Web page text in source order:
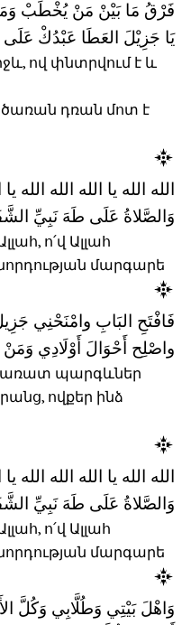
فَرْقُ مَا بَيْنْ مَنْ يُخْطَبْ
يَا جَزِيْلَ العَطَا عَبْدُكْ
ով փնտրվում է և
ծառան դռան մոտ է
الله الله يا الله الله الله يا
وَالصَّلاةُ عَلَى طَهَ نَبِيِّ
ո՛վ Ալլահ
մարգարե
فَافْتَحِ البَابِ وامْنَحْنِي
واصْلِح أَحْوَالَ أَوْلَادِي
առատ պարգևներ
ովքեր ինձ
الله الله يا الله الله الله يا
وَالصَّلاةُ عَلَى طَهَ نَبِيِّ
ո՛վ Ալլահ
մարգարե
وَاهْلَ بَيْتِي وَطُلَّابِي وَكُلَّ